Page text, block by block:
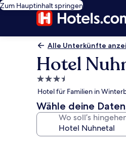
Zum Hauptinhalt springen
Alle Unterkünfte
Hotel
3.5-
Sterne-
Unterkunft
Hotel für Familien in
Wähle deine
Wo soll’s